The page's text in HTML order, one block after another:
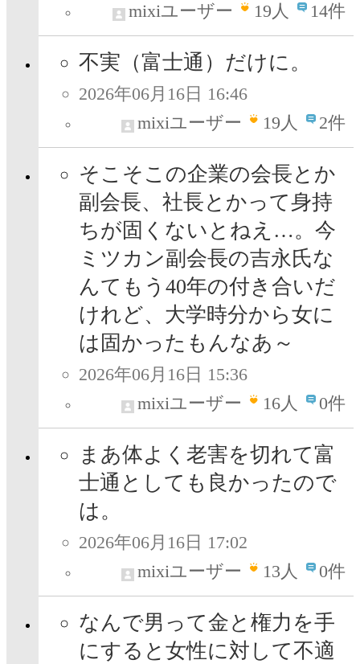
mixiユーザー
19人 14件
不実（富士通）だけに。
2026年06月16日 16:46
mixiユーザー
19人 2件
そこそこの企業の会長とか
副会長、社長とかって身持
ちが固くないとねえ…。今
ミツカン副会長の吉永氏な
んてもう40年の付き合いだ
けれど、大学時分から女に
は固かったもんなあ～
2026年06月16日 15:36
mixiユーザー
16人 0件
まあ体よく老害を切れて富
士通としても良かったので
は。
2026年06月16日 17:02
mixiユーザー
13人 0件
なんで男って金と権力を手
にすると女性に対して不適